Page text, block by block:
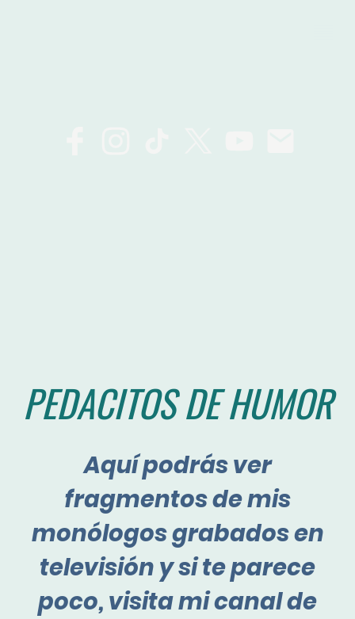
PEDACITOS DE HUMOR
Aquí podrás ver
fragmentos de mis
monólogos grabados en
televisión y si te parece
poco, visita mi canal de